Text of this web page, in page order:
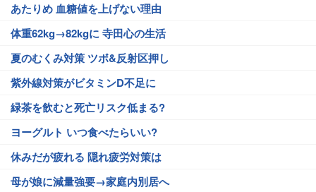
あたりめ 血糖値を上げない理由
体重62kg→82kgに 寺田心の生活
夏のむくみ対策 ツボ&反射区押し
紫外線対策がビタミンD不足に
緑茶を飲むと死亡リスク低まる?
ヨーグルト いつ食べたらいい?
休みだが疲れる 隠れ疲労対策は
母が娘に減量強要→家庭内別居へ